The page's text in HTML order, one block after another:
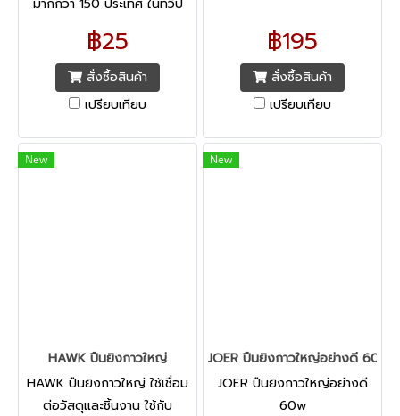
มากกว่า 150 ประเทศ ในทวีป
สหรัฐอเมริกา, ยุโรป,
ออสเตรเลีย และเอเชีย สามารถ
ใช้ได้กับกระแสไฟฟ้า 100 -
250 โวลต์
฿25
สั่งซื้อสินค้า
เปรียบเทียบ
฿195
สั่งซื้อสินค้า
เปรียบเทียบ
New
HAWK ปืนยิงกาวใหญ่
HAWK ปืนยิงกาวใหญ่ ใช้เชื่อม
ต่อวัสดุและชิ้นงาน ใช้กับ
New
JOER ปืนยิงกาวใหญ่อย่างดี 60w
JOER ปืนยิงกาวใหญ่อย่างดี
60w